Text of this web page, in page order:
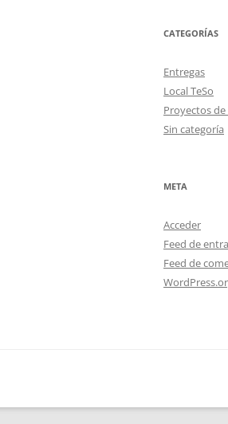
CATEGORÍAS
Entregas
Local TeSo
Proyectos
Sin categoría
META
Acceder
Feed de
Feed de